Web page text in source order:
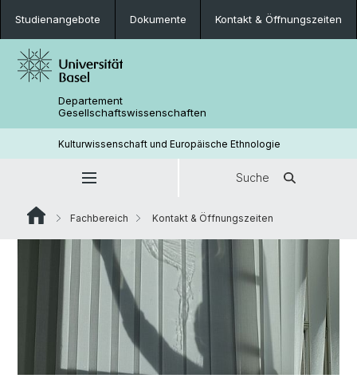
Studienangebote Dokumente Kontakt & Öffnungszeiten
Departement
Gesellschaftswissenschaften
Kulturwissenschaft und Europäische Ethnologie
Suche
Fachbereich Kontakt & Öffnungszeiten